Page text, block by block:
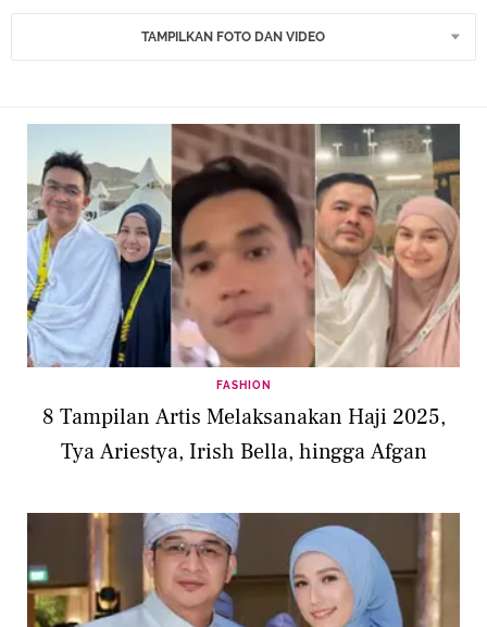
TAMPILKAN FOTO DAN VIDEO
FASHION
8 Tampilan Artis Melaksanakan Haji 2025,
Tya Ariestya, Irish Bella, hingga Afgan